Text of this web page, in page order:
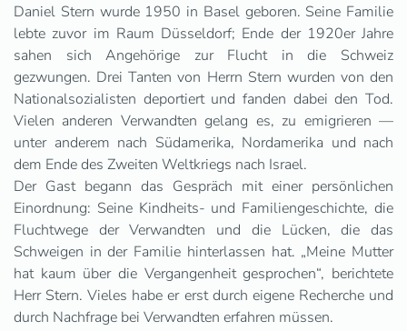
Daniel Stern wurde 1950 in Basel geboren. Seine Familie
lebte zuvor im Raum Düsseldorf; Ende der 1920er Jahre
sahen sich Angehörige zur Flucht in die Schweiz
gezwungen. Drei Tanten von Herrn Stern wurden von den
Nationalsozialisten deportiert und fanden dabei den Tod.
Vielen anderen Verwandten gelang es, zu emigrieren —
unter anderem nach Südamerika, Nordamerika und nach
dem Ende des Zweiten Weltkriegs nach Israel.
Der Gast begann das Gespräch mit einer persönlichen
Einordnung: Seine Kindheits- und Familiengeschichte, die
Fluchtwege der Verwandten und die Lücken, die das
Schweigen in der Familie hinterlassen hat. „Meine Mutter
hat kaum über die Vergangenheit gesprochen“, berichtete
Herr Stern. Vieles habe er erst durch eigene Recherche und
durch Nachfrage bei Verwandten erfahren müssen.